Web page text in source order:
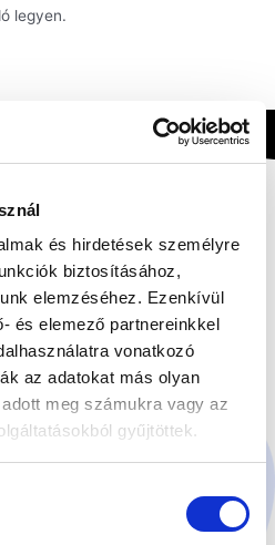
és hirdetések személyre
biztosításához,
elemzéséhez. Ezenkívül
és elemező partnereinkkel
vonatkozó
az adatokat más olyan
meg számukra vagy az
gyűjtöttek.
legyen.